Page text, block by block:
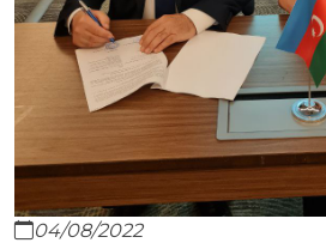
04/08/2022